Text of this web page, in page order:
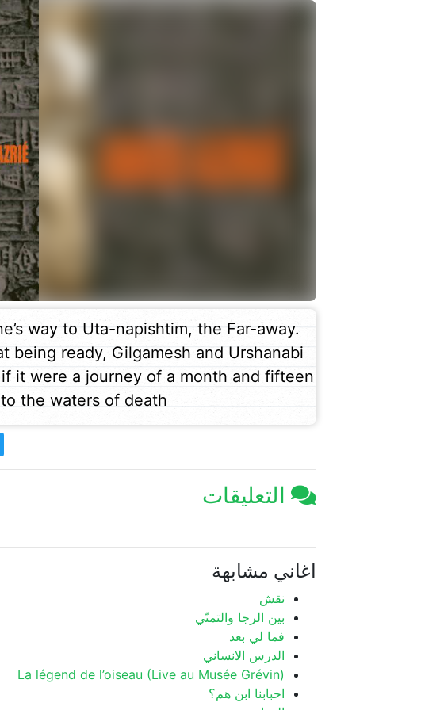
way to Uta-napishtim, the Far-away.
ready, Gilgamesh and Urshanabi
it were a journey of a month and fifteen
the waters of death.
التعليقات
اغاني مشابهة
نقش
بين الرجا والتمنّي
فما لي بعد
الدرس الانساني
La légend de l’oiseau (Live au Musée Grévin)
احبابنا ابن هم؟